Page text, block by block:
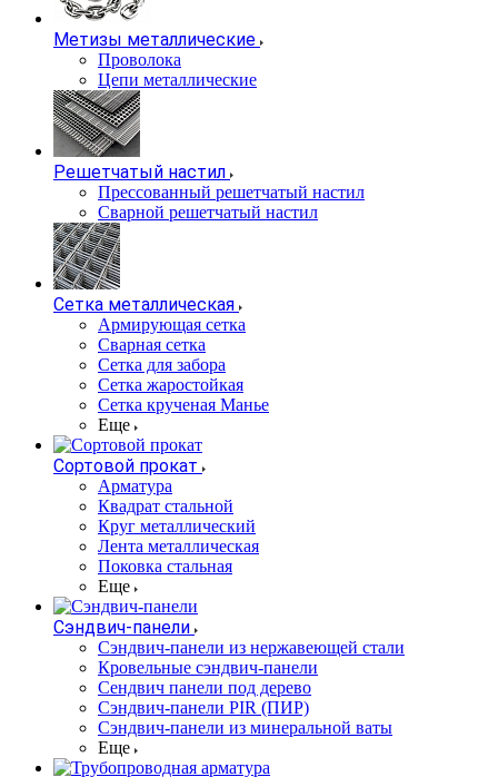
Метизы металлические
Проволока
Цепи металлические
Решетчатый настил
Прессованный решетчатый настил
Сварной решетчатый настил
Сетка металлическая
Армирующая сетка
Сварная сетка
Сетка для забора
Сетка жаростойкая
Сетка крученая Манье
Еще
Сортовой прокат
Арматура
Квадрат стальной
Круг металлический
Лента металлическая
Поковка стальная
Еще
Сэндвич-панели
Cэндвич-панели из нержавеющей стали
Кровельные сэндвич-панели
Сендвич панели под дерево
Сэндвич-панели PIR (ПИР)
Сэндвич-панели из минеральной ваты
Еще